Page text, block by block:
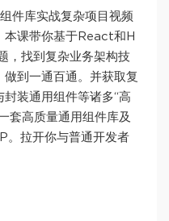
件库实战复杂项目视频
本课带你基于React和H
，找到复杂业务架构技
到一通百通。并获取复
装通用组件等诸多“高
套高质量通用组件库及
。拉开你与普通开发者